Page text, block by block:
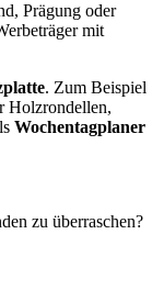
Prägung oder
mit
. Zum Beispiel
Holzrondellen,
Wochentagplaner
zu überraschen?